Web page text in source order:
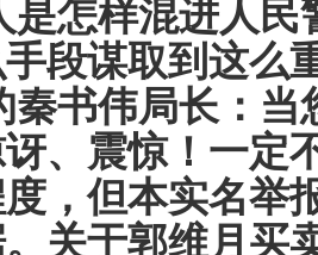
是怎样混进人民
段谋取到这么
秦书伟局长：当
、震惊！一定
，但本实名举
关于郭维月买